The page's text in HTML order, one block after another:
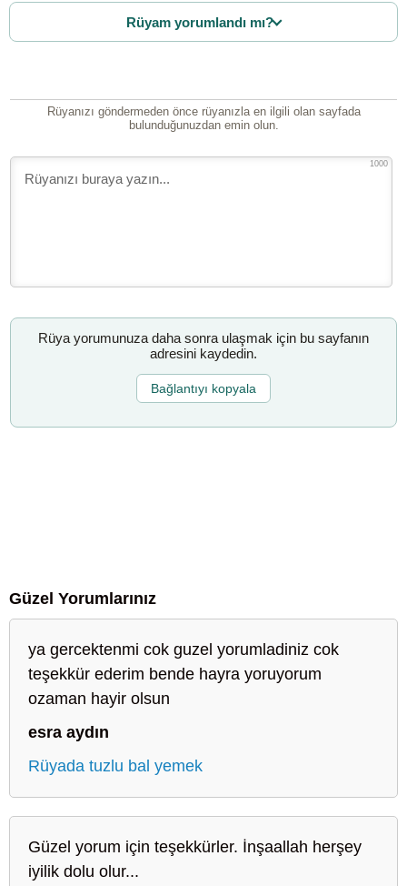
Rüyam yorumlandı mı?
Rüyanızı göndermeden önce rüyanızla en ilgili olan sayfada
bulunduğunuzdan emin olun.
1000
Rüya yorumunuza daha sonra ulaşmak için bu sayfanın
adresini kaydedin.
Bağlantıyı kopyala
Güzel Yorumlarınız
ya gercektenmi cok guzel yorumladiniz cok
teşekkür ederim bende hayra yoruyorum
ozaman hayir olsun
esra aydın
Rüyada tuzlu bal yemek
Güzel yorum için teşekkürler. İnşaallah herşey
iyilik dolu olur...